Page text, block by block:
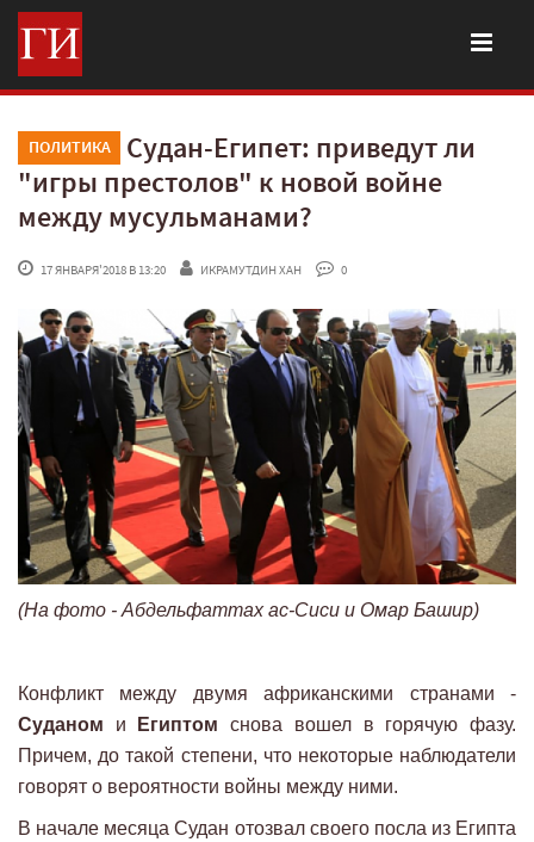
ПОЛИТИКА
Судан-Египет: приведут ли
"игры престолов" к новой войне
между мусульманами?
17 ЯНВАРЯ'2018 В 13:20 ИКРАМУТДИН ХАН 0
(На фото - Абдельфаттах ас-Сиси и Омар Башир)
Конфликт между двумя африканскими странами -
Суданом и Египтом снова вошел в горячую фазу.
Причем, до такой степени, что некоторые наблюдатели
говорят о вероятности войны между ними.
В начале месяца Судан отозвал своего посла из Египта